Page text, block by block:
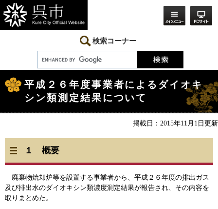
ー
ジ
の
ニ
ュ
ー
本
検索コーナー
文
平成２６年度事業者によるダイオキ
シン類測定結果について
掲載日：2015年11月1日更新
１ 概要
廃棄物焼却炉等を設置する事業者から、平成２６年度の排出ガス
及び排出水のダイオキシン類濃度測定結果が報告され、その内容を
取りまとめた。